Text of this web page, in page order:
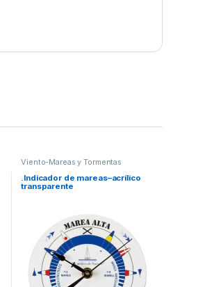
Viento-Mareas y Tormentas
.Indicador de mareas–acrílico
transparente